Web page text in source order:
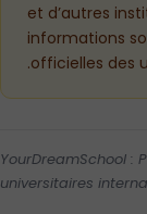
et d’autres
officielles
universitaires